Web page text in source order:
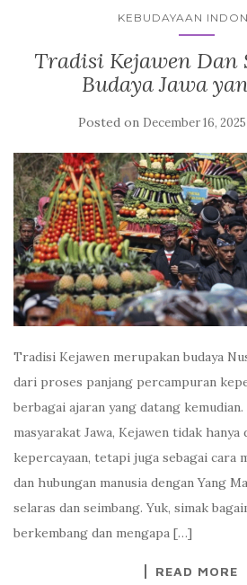
KEBUDAYAAN
Tradisi Kejawen Dan
Budaya Jawa
Posted on December 16, 2025
Tradisi Kejawen merupakan budaya
dari proses panjang percampuran
berbagai ajaran yang datang
masyarakat Jawa, Kejawen tidak hanya
kepercayaan, tetapi juga sebagai cara
dan hubungan manusia dengan Yang
selaras dan seimbang. Yuk, simak
berkembang dan mengapa […]
READ MORE